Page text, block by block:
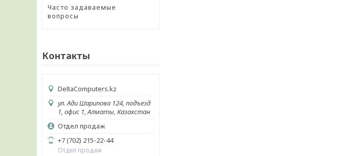
Часто задаваемые
вопросы
Контакты
DeltaComputers.kz
ул. Ади Шарипова 124, подъезд
1, офис 1, Алматы, Казахстан
Отдел продаж
+7 (702) 215-22-44
Отдел продаж